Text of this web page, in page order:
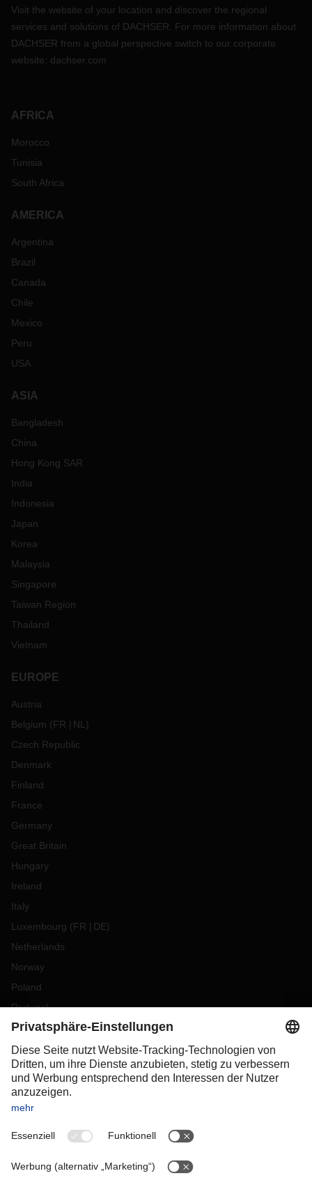
Visit the website of your location and discover the regional
services and solutions of DACHSER. For more information about
DACHSER from a global perspective switch to our corporate
website: dachser.com
AFRICA
Morocco
Tunisia
South Africa
AMERICA
Argentina
Brazil
Canada
Chile
Mexico
Peru
USA
ASIA
Bangladesh
China
Hong Kong SAR
India
Indonesia
Japan
Korea
Malaysia
Singapore
Taiwan Region
Thailand
Vietnam
EUROPE
Austria
Belgium (FR NL )
Czech Republic
Denmark
Finland
France
Germany
Great Britain
Hungary
Ireland
Italy
Luxembourg (FR DE)
Netherlands
Norway
Poland
Portugal
Romania
Slovakia
Spain
Sweden
Switzerland
OCEANIA